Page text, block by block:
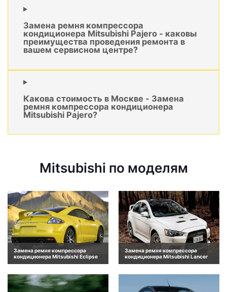
Замена ремня компрессора
кондиционера Mitsubishi Pajero - каковы
преимущества проведения ремонта в
вашем сервисном центре?
Какова стоимость в Москве - Замена
ремня компрессора кондиционера
Mitsubishi Pajero?
Mitsubishi по моделям
Замена ремня компрессора
кондиционера Mitsubishi Eclipse
Замена ремня компрессора
кондиционера Mitsubishi Lancer